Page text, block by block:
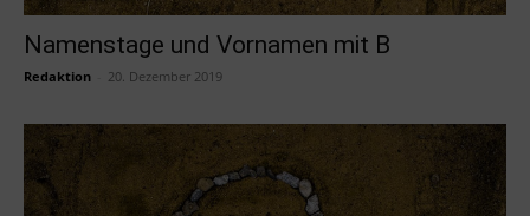
Namenstage und Vornamen mit B
Redaktion 20. Dezember 2019